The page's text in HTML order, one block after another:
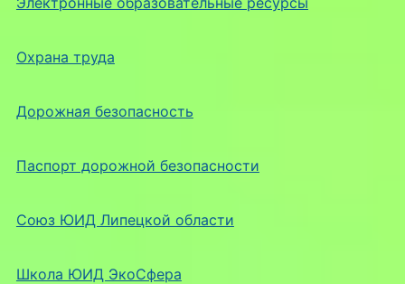
Охрана труда
Дорожная безопасность
Паспорт дорожной безопасности
Союз ЮИД Липецкой области
Школа ЮИД ЭкоСфера